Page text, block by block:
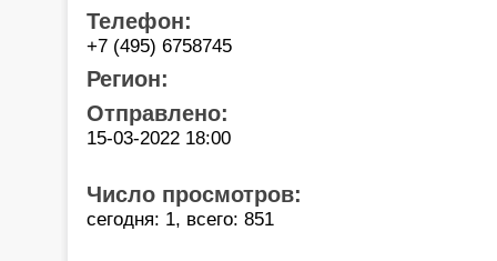
Телефон:
+7 (495) 6758745
Регион:
Отправлено:
15-03-2022 18:00
Число просмотров:
сегодня: 1, всего: 851